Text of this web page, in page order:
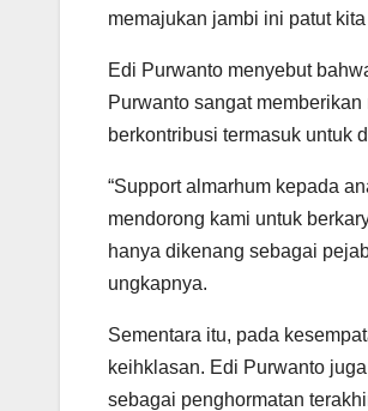
memajukan jambi ini patut
Edi Purwanto menyebut
Purwanto sangat
berkontribusi termasuk untuk
“Support almarhum kepada
mendorong kami untuk
hanya dikenang sebagai
ungkapnya.
Sementara itu, pada
keihklasan. Edi Purwanto
sebagai penghormatan